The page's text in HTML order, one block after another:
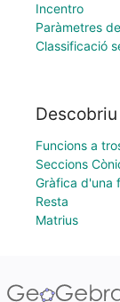
Incentro
Paràmetres
Classificació
Descobriu
Funcions a
Seccions
Gràfica d'una
Resta
Matrius